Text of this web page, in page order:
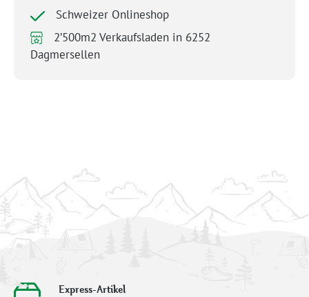
Schweizer Onlineshop
2’500m2 Verkaufsladen in 6252
Dagmersellen
Express-Artikel